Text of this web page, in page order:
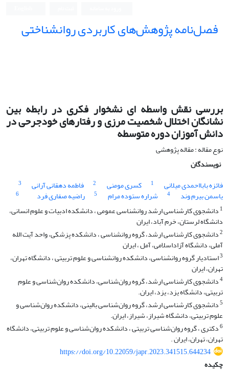
فصل‌نامه پژوهش‌های کاربردی روانشناختی
بررسی نقش واسطه ای نشخوار فکری در رابطه بین
نشانگان اختلال شخصیت مرزی و رفتارهای خودجرحی در
دانش آموزان دوره متوسطه
نوع مقاله : مقاله پژوهشی
نویسندگان
فائزه بابااحمدی میلانی
1 کسری مومنی 2 فاطمه دهقانی آرانی 3
یاسمن بیرم وند 4 شراره ستوده مرام 5 راضیه صفاری فرد
6
1 دانشجوی کارشناسی ارشد روانشناسی عمومی ، دانشکده ادبیات و علوم انسانی،
دانشگاه لرستان، خرم آباد، ایران
2دانشجوی کارشناسی ارشد، گروه روانشناسی ، دانشکده پزشکی، واحد آیت الله
آملی، دانشگاه آزاداسلامی، آمل ، ایران
3استادیار گروه روانشناسی، دانشکده روانشناسی و علوم تربیتی ، دانشگاه تهران،
تهران، ایران
4دانشجوی کارشناسی ارشد، گروه روان‌شناسی، دانشکده روان‌شناسی و علوم
تربیتی، دانشگاه یزد، یزد، ایران.
5دانشجوی کارشناسی ارشد، گروه روان‌شناسی بالینی، دانشکده روان‌شناسی و
علوم تربیتی، دانشگاه شیراز، شیراز، ایران.
6دکتری ، گروه روان‌شناسی تربیتی ، دانشکده روان‌شناسی و علوم تربیتی، دانشگاه
تهران، تهران، ایران .
https://doi.org/10.22059/japr.2023.341515.644234
چکیده